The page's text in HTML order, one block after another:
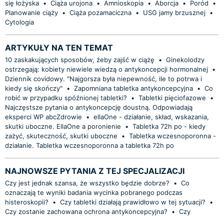
się łożyska • Ciąża urojona • Amnioskopia • Aborcja • Poród
•
Planowanie ciąży • Ciąża pozamaciczna • USG jamy brzusznej •
Cytologia
ARTYKUŁY NA TEN TEMAT
10 zaskakujących sposobów, żeby zajść w ciążę • Ginekolodzy
ostrzegają: kobiety niewiele wiedzą o antykoncepcji hormonalnej •
Dziennik covidowy. "Najgorsza była niepewność, ile to potrwa i
kiedy się skończy" • Zapomniana tabletka antykoncepcyjna • Co
robić w przypadku spóźnionej tabletki?
• Tabletki pięciofazowe
•
Najczęstsze pytania o antykoncepcję doustną. Odpowiadają
eksperci WP abcZdrowie
• ellaOne - działanie, skład, wskazania,
skutki uboczne. EllaOne a poronienie
• Tabletka 72h po - kiedy
zażyć, skuteczność, skutki uboczne
• Tabletka wczesnoporonna -
działanie. Tabletka wczesnoporonna a tabletka 72h po
NAJNOWSZE PYTANIA Z TEJ SPECJALIZACJI
Czy jest jednak szansa, że wszystko będzie dobrze? • Co
oznaczają te wyniki badania wycinka pobranego podczas
histeroskopii?
• Czy tabletki działają prawidłowo w tej sytuacji?
•
Czy zostanie zachowana ochrona antykoncepcyjna?
• Czy